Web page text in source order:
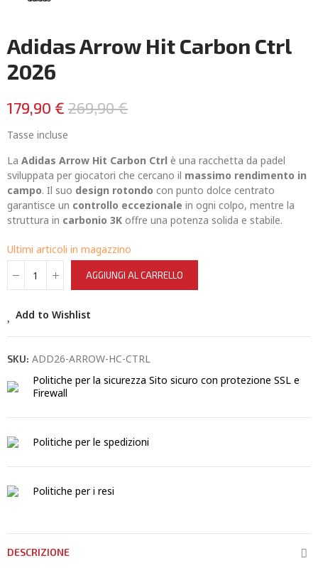
Adidas Arrow Hit Carbon Ctrl
2026
179,90 € 269,90 €
Tasse incluse
La Adidas Arrow Hit Carbon Ctrl è una racchetta da padel
sviluppata per giocatori che cercano il massimo rendimento in
campo. Il suo design rotondo con punto dolce centrato
garantisce un controllo eccezionale in ogni colpo, mentre la
struttura in carbonio 3K offre una potenza solida e stabile.
Ultimi articoli in magazzino
AGGIUNGI AL CARRELLO
Add to Wishlist
SKU: ADD26-ARROW-HC-CTRL
Politiche per la sicurezza Sito sicuro con protezione SSL e
Firewall
Politiche per le spedizioni
Politiche per i resi
DESCRIZIONE